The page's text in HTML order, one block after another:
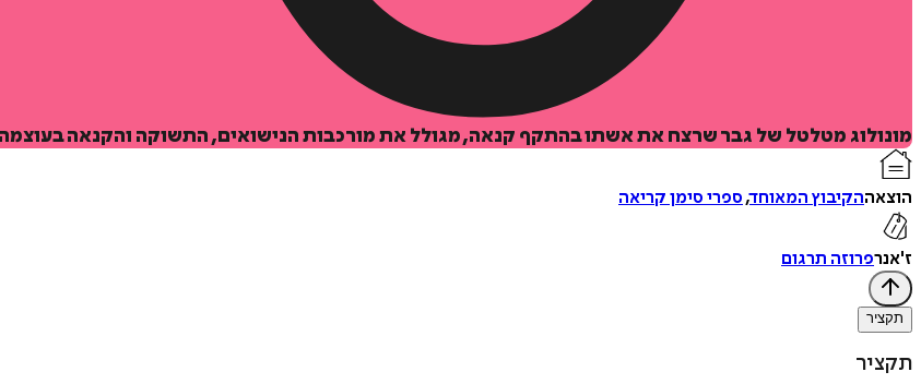
הוספה
מונולוג מטלטל של גבר שרצח את אשתו בהתקף קנאה, מגולל את מורכבות הנישואים, התשוקה והקנאה
הוצאההקיבוץ המאוחד,ספרי סימן קריאה
ז'אנרפרוזה תרגום
תקציר
תקציר